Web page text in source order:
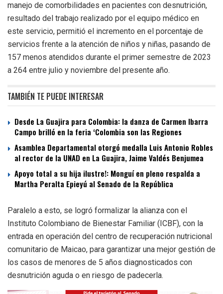
manejo de comorbilidades en pacientes con desnutrición,
resultado del trabajo realizado por el equipo médico en
este servicio, permitió el incremento en el porcentaje de
servicios frente a la atención de niños y niñas, pasando de
157 menos atendidos durante el primer semestre de 2023
a 264 entre julio y noviembre del presente año.
TAMBIÉN TE PUEDE INTERESAR
Desde La Guajira para Colombia: la danza de Carmen Ibarra
Campo brilló en la feria ‘Colombia son las Regiones
Asamblea Departamental otorgó medalla Luis Antonio Robles
al rector de la UNAD en La Guajira, Jaime Valdés Benjumea
Apoyo total a su hija ilustre!: Monguí en pleno respalda a
Martha Peralta Epieyú al Senado de la República
Paralelo a esto, se logró formalizar la alianza con el
Instituto Colombiano de Bienestar Familiar (ICBF), con la
entrada en operación del centro de recuperación nutricional
comunitario de Maicao, para garantizar una mejor gestión de
los casos de menores de 5 años diagnosticados con
desnutrición aguda o en riesgo de padecerla.